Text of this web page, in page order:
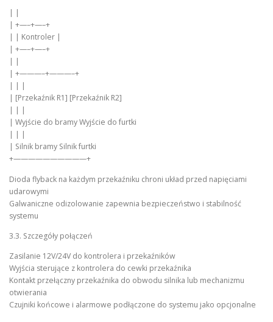
| |
| +—–+—–+
| | Kontroler |
| +—–+—–+
| |
| +———–+———–+
| | |
| [Przekaźnik R1] [Przekaźnik R2]
| | |
| Wyjście do bramy Wyjście do furtki
| | |
| Silnik bramy Silnik furtki
+——————————+
Dioda flyback na każdym przekaźniku chroni układ przed napięciami
udarowymi
Galwaniczne odizolowanie zapewnia bezpieczeństwo i stabilność
systemu
3.3. Szczegóły połączeń
Zasilanie 12V/24V do kontrolera i przekaźników
Wyjścia sterujące z kontrolera do cewki przekaźnika
Kontakt przełączny przekaźnika do obwodu silnika lub mechanizmu
otwierania
Czujniki końcowe i alarmowe podłączone do systemu jako opcjonalne